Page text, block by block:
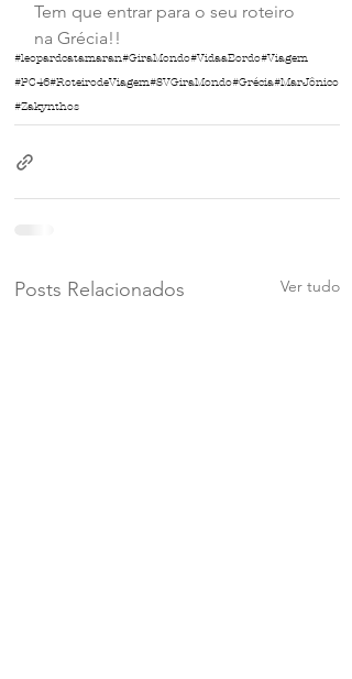
Tem que entrar para o seu roteiro
na Grécia!!
#leopardcatamaran#GiraMondo#VidaaBordo#Viagem
#PC46#RoteirodeViagem#SVGiraMondo#Grécia#MarJônico
#Zakynthos
Posts Relacionados Ver tudo